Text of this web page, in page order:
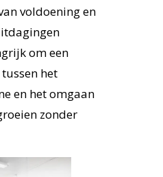
voldoening en
om een
het
en het omgaan
zonder